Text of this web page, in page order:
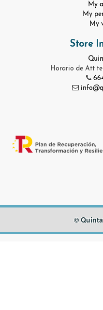
My
My
My
Store
Horario de Att
©